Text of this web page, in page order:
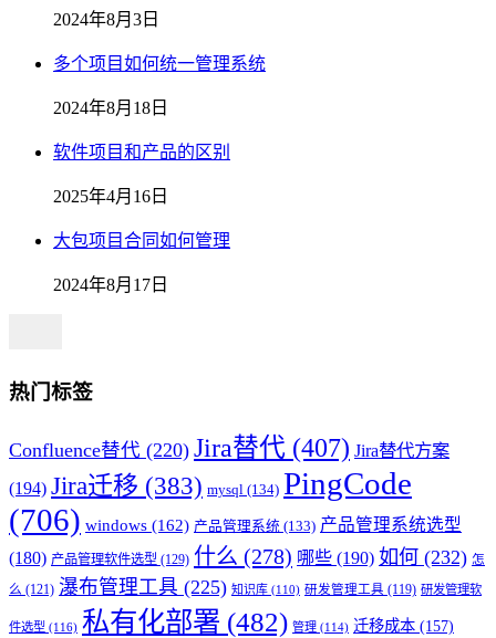
2024年8月3日
多个项目如何统一管理系统
2024年8月18日
软件项目和产品的区别
2025年4月16日
大包项目合同如何管理
2024年8月17日
热门标签
Confluence替代 (220) Jira替代 (407) Jira替代方案
(194) Jira迁移 (383) mysql (134) PingCode
(706) windows (162) 产品管理系统 (133) 产品管理系统选型
(180) 产品管理软件选型 (129) 什么 (278) 哪些 (190) 如何 (232) 怎
么 (121) 瀑布管理工具 (225) 知识库 (110) 研发管理工具 (119) 研发管理软
件选型 (116) 私有化部署 (482) 管理 (114) 迁移成本 (157)